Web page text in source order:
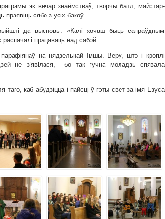
як вечар знаёмстваў, творчы батл, майстар-
сябе з усіх бакоў.
да высновы: «Калі хочаш быць сапраўдным
працаваць над сабой.
на нядзельнай Імшы. Веру, што і кроплі
не з’явілася, бо так гучна моладзь спявала
таго, каб абудзіцца і пайсці ў гэты свет за імя Езуса